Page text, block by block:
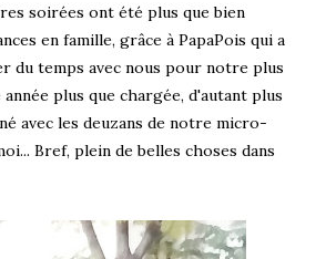
soirées ont été plus que bien
en famille, grâce à PapaPois qui a
du temps avec nous pour notre plus
plus que chargée, d'autant plus
avec les deuzans de notre micro-
Bref, plein de belles choses dans